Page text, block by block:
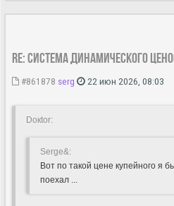
Re: Система динамического
#861878 serg 22 июн 2026, 08:03
Doкtor:
Serge&:
Вот по такой цене купейного я
поехал ...